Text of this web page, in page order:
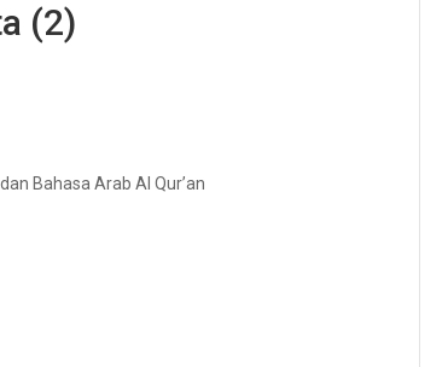
(2)
Bahasa Arab Al Qur’an